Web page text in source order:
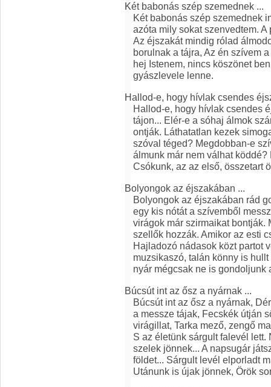
Két babonás szép szemednek ...
Két babonás szép szemednek
azóta mily sokat szenvedtem.
Az éjszakát mindig rólad
borulnak a tájra, Az én szívem
hej Istenem, nincs köszönet
gyászlevele lenne.
Hallod-e, hogy hívlak csendes
Hallod-e, hogy hívlak csendes
tájon... Elér-e a sóhaj álmok
ontják. Láthatatlan kezek
szóval téged? Megdobban-e
álmunk már nem válhat
Csókunk, az az első, összetart
Bolyongok az éjszakában ...
Bolyongok az éjszakában rád
egy kis nótát a szívemből
virágok már szirmaikat bontják.
szellők hozzák. Amikor az esti
Hajladozó nádasok közt partot
muzsikaszó, talán könny is
nyár mégcsak ne is gondoljunk
Búcsút int az ősz a nyárnak ...
Búcsút int az ősz a nyárnak,
a messze tájak, Fecskék útján
virágillat, Tarka mező, zengő
S az életünk sárgult falevél
szelek jönnek... A napsugár
földet... Sárgult levél elporladt
Utánunk is újak jönnek, Örök